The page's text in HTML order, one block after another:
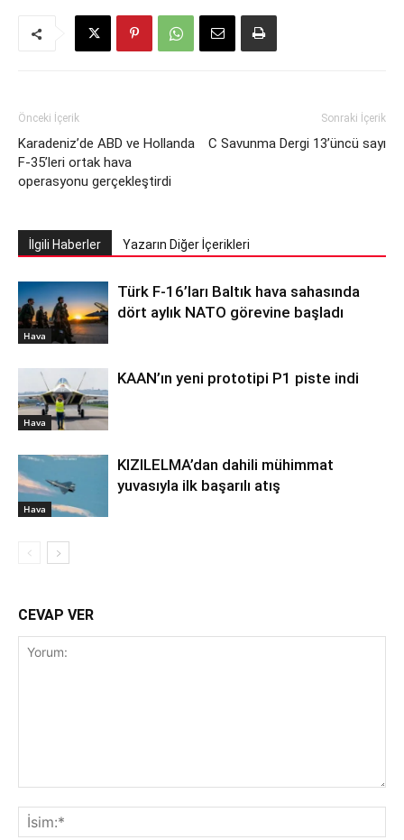
Önceki İçerik
Karadeniz’de ABD ve Hollanda
F-35’leri ortak hava
operasyonu gerçekleştirdi
Sonraki İçerik
C Savunma Dergi 13’üncü sayı
İlgili Haberler Yazarın Diğer İçerikleri
Hava
Türk F-16’ları Baltık hava sahasında
dört aylık NATO görevine başladı
Hava
KAAN’ın yeni prototipi P1 piste indi
Hava
KIZILELMA’dan dahili mühimmat
yuvasıyla ilk başarılı atış
CEVAP VER